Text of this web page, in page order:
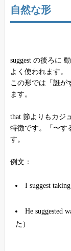
自然な形
suggest の後ろに
よく使われます。
この形では「誰が
ます。
that 節よりもカジ
特徴です。「〜す
す。
例文：
I suggest
He suggested
た）